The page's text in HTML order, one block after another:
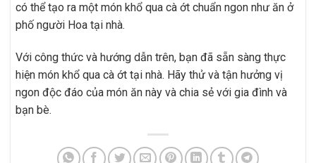
có thể tạo ra một món khổ qua cà ớt chuẩn ngon như ăn ở
phố người Hoa tại nhà.
Với công thức và hướng dẫn trên, bạn đã sẵn sàng thực
hiện món khổ qua cà ớt tại nhà. Hãy thử và tận hưởng vị
ngon độc đáo của món ăn này và chia sẻ với gia đình và
bạn bè.